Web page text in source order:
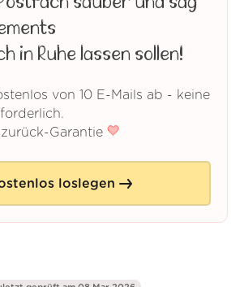
in Ruhe lassen sollen!
von 10 E-Mails ab - keine
Garantie
loslegen